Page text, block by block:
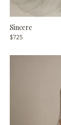
Sincere
$725